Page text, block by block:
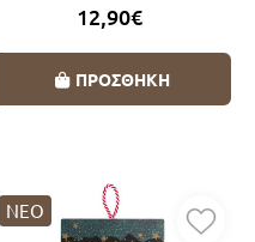
12,90€
ΠΡΟΣΘΗΚΗ
ΝΕΟ